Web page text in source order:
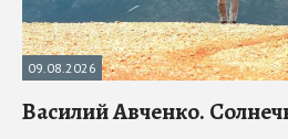
09.08.2026
Василий Авченко.